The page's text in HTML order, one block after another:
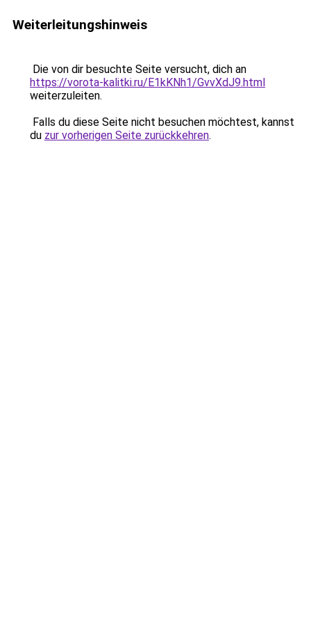
Weiterleitungshinweis
Die von dir besuchte Seite versucht, dich an
https://vorota-kalitki.ru/E1kKNh1/GvvXdJ9.html
weiterzuleiten.
Falls du diese Seite nicht besuchen möchtest, kannst
du zur vorherigen Seite zurückkehren.